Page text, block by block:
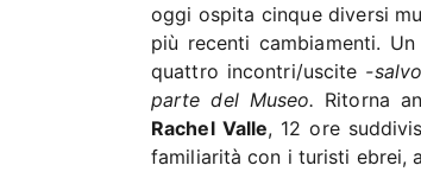
oggi ospita cinque diversi
più recenti cambiamenti.
quattro incontri/uscite -
parte del Museo. Ritorna
Rachel Valle, 12 ore
familiarità con i turisti ebrei,